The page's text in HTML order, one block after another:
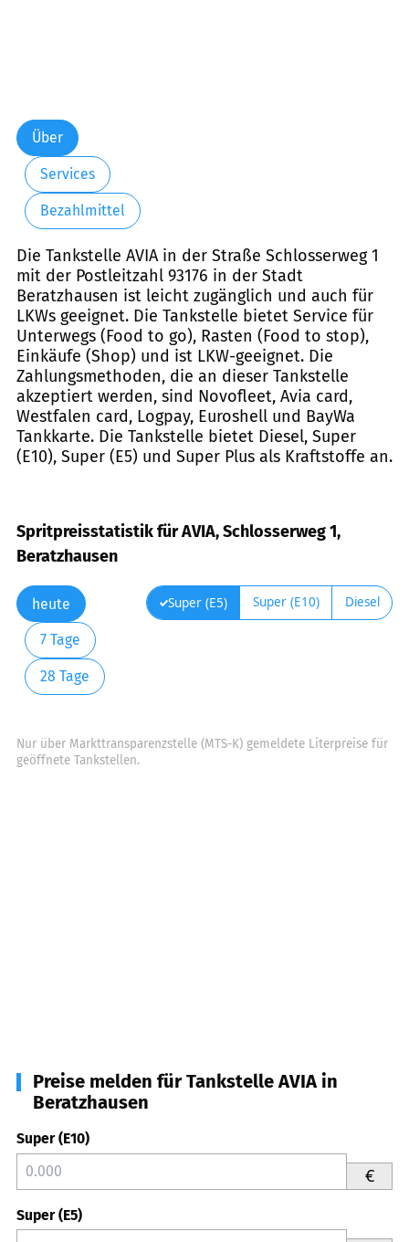
Über
Services
Bezahlmittel
Die Tankstelle AVIA in der Straße Schlosserweg 1
mit der Postleitzahl 93176 in der Stadt
Beratzhausen ist leicht zugänglich und auch für
LKWs geeignet. Die Tankstelle bietet Service für
Unterwegs (Food to go), Rasten (Food to stop),
Einkäufe (Shop) und ist LKW-geeignet. Die
Zahlungsmethoden, die an dieser Tankstelle
akzeptiert werden, sind Novofleet, Avia card,
Westfalen card, Logpay, Euroshell und BayWa
Tankkarte. Die Tankstelle bietet Diesel, Super
(E10), Super (E5) und Super Plus als Kraftstoffe an.
Spritpreisstatistik für AVIA, Schlosserweg 1,
Beratzhausen
heute
7 Tage
28 Tage
Super (E5) Super (E10) Diesel
Nur über Markttransparenzstelle (MTS-K) gemeldete Literpreise für
geöffnete Tankstellen.
Preise melden für Tankstelle AVIA in
Beratzhausen
Super (E10)
€
Super (E5)